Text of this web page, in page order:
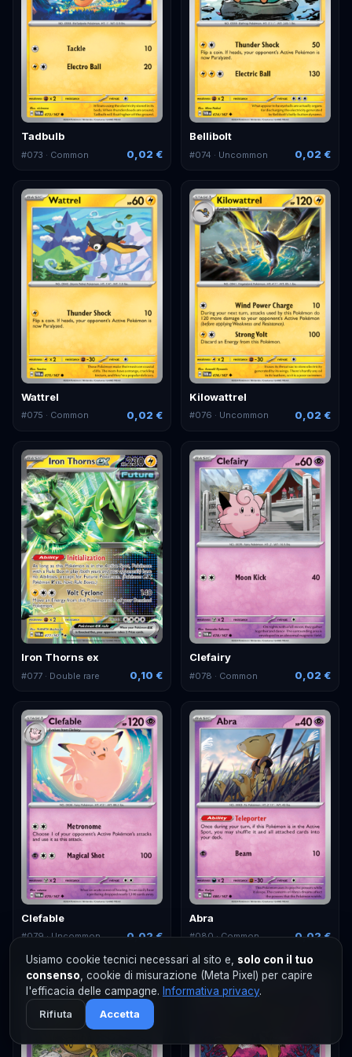
Tadbulb
#073 · Common 0,02 €
Bellibolt
#074 · Uncommon 0,02 €
Wattrel
#075 · Common 0,02 €
Kilowattrel
#076 · Uncommon 0,02 €
Iron Thorns ex
#077 · Double rare 0,10 €
Clefairy
#078 · Common 0,02 €
Clefable
#079· Uncommon 0,02 €
Abra
#080· Common
0,02 €
Usiamo cookie tecnici necessari al sito e, solo con il tuo
consenso , cookie di misurazione (Meta Pixel) per capire
l'efficacia delle campagne. Informativa privacy.
Rifiuta
Accetta